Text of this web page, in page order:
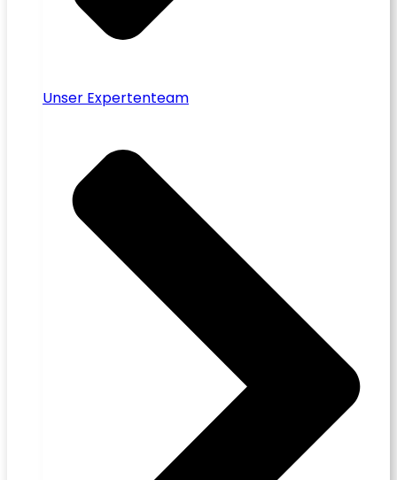
Unser Expertenteam